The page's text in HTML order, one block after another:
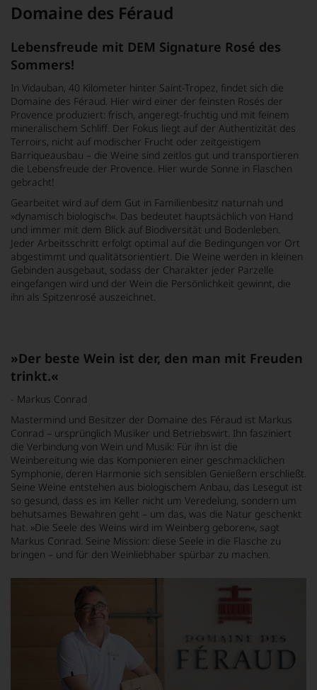
Domaine des Féraud
Lebensfreude mit DEM Signature Rosé des
Sommers!
In Vidauban, 40 Kilometer hinter Saint-Tropez, findet sich die
Domaine des Féraud. Hier wird einer der feinsten Rosés der
Provence produziert: frisch, angeregt-fruchtig und mit feinem
mineralischem Schliff. Der Fokus liegt auf der Authentizität des
Terroirs, nicht auf modischer Frucht oder zeitgeistigem
Barriqueausbau – die Weine sind zeitlos gut und transportieren
die Lebensfreude der Provence. Hier wurde Sonne in Flaschen
gebracht!
Gearbeitet wird auf dem Gut in Familienbesitz naturnah und
»dynamisch biologisch«. Das bedeutet hauptsächlich von Hand
und immer mit dem Blick auf Biodiversität und Bodenleben.
Jeder Arbeitsschritt erfolgt optimal auf die Bedingungen vor Ort
abgestimmt und qualitätsorientiert. Die Weine werden in kleinen
Gebinden ausgebaut, sodass der Charakter jeder Parzelle
eingefangen wird und der Wein die Persönlichkeit gewinnt, die
ihn als Spitzenrosé auszeichnet.
»Der beste Wein ist der, den man mit Freuden
trinkt.«
- Markus Conrad
Mastermind und Besitzer der Domaine des Féraud ist Markus
Conrad – ursprünglich Musiker und Betriebswirt. Ihn fasziniert
die Verbindung von Wein und Musik: Für ihn ist die
Weinbereitung wie das Komponieren einer geschmacklichen
Symphonie, deren Harmonie sich sensiblen Genießern erschließt.
Seine Weine entstehen aus biologischem Anbau, das Lesegut ist
so gesund, dass es im Keller nicht um Veredelung, sondern um
behutsames Bewahren geht – um das, was die Natur geschenkt
hat. »Die Seele des Weins wird im Weinberg geboren«, sagt
Markus Conrad. Seine Mission: diese Seele in die Flasche zu
bringen – und für den Weinliebhaber spürbar zu machen.